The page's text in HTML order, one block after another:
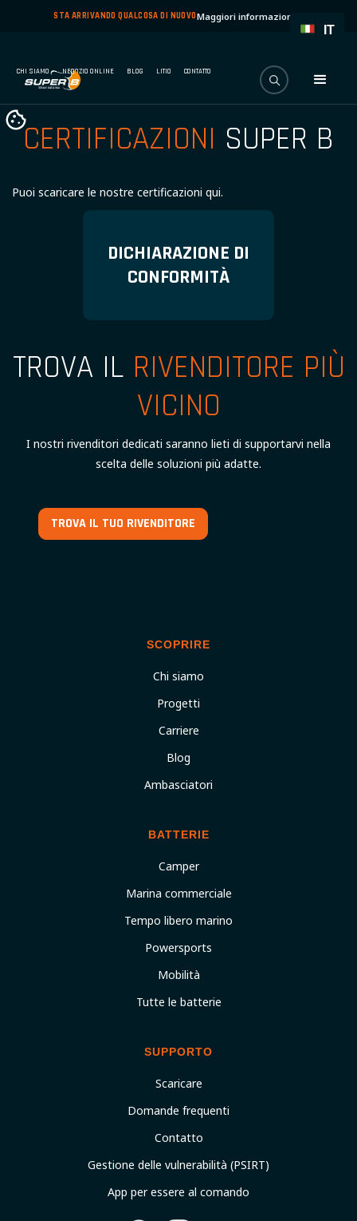
STA ARRIVANDO QUALCOSA DI NUOVOMaggiori informazioni
CHI SIAMO NEGOZIO ONLINE BLOG LITIO CONTATTO
CERTIFICAZIONI SUPER B
Puoi scaricare le nostre certificazioni qui.
DICHIARAZIONE DI
CONFORMITÀ
TROVA IL RIVENDITORE PIÙ
VICINO
I nostri rivenditori dedicati saranno lieti di supportarvi nella
scelta delle soluzioni più adatte.
TROVA IL TUO RIVENDITORE
SCOPRIRE
Chi siamo
Progetti
Carriere
Blog
Ambasciatori
BATTERIE
Camper
Marina commerciale
Tempo libero marino
Powersports
Mobilità
Tutte le batterie
SUPPORTO
Scaricare
Domande frequenti
Contatto
Gestione delle vulnerabilità (PSIRT)
App per essere al comando
IT